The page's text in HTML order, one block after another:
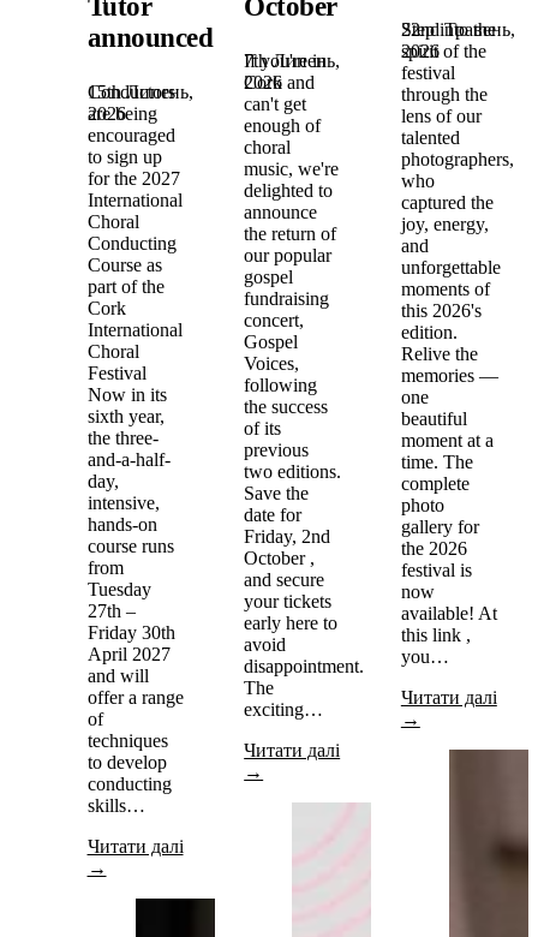
Tutor
announced!
15th Липень,
2026
Conductors
are being
encouraged
to sign up
for the 2027
International
Choral
Conducting
Course as
part of the
Cork
International
Choral
Festival
Now in its
sixth year,
the three-
and-a-half-
day,
intensive,
hands-on
course runs
from
Tuesday
27th –
Friday 30th
April 2027
and will
offer a range
of
techniques
to develop
conducting
skills…
Читати далі
→
October
7th Липень,
2026
If you're in
Cork and
can't get
enough of
choral
music, we're
delighted to
announce
the return of
our popular
gospel
fundraising
concert,
Gospel
Voices,
following
the success
of its
previous
two editions.
Save the
date for
Friday, 2nd
October ,
and secure
your tickets
early here to
avoid
disappointment.
The
exciting…
Читати далі
→
22nd Травень,
2026
Step into the
spirit of the
festival
through the
lens of our
talented
photographers,
who
captured the
joy, energy,
and
unforgettable
moments of
this 2026's
edition.
Relive the
memories —
one
beautiful
moment at a
time. The
complete
photo
gallery for
the 2026
festival is
now
available! At
this link ,
you…
Читати далі
→